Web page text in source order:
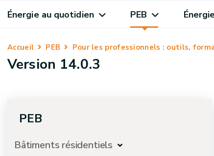
Énergie au quotidien PEB
Accueil PEB Pour les professionnels : outils,
Version 14.0.3
PEB
Bâtiments résidentiels